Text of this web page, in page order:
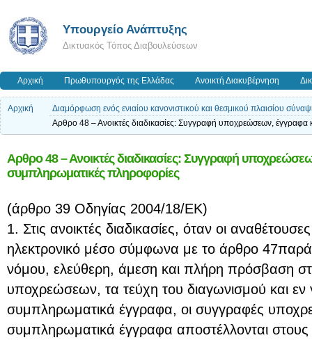
Υπουργείο Ανάπτυξης
Δικτυακός Τόπος Διαβουλεύσεων
Αρχική Πρωθυπουργός της Ελλάδας Ανοικτή Διακυβέρνηση
Αρχική
Διαμόρφωση ενός ενιαίου κανονιστικού και θεσμικού πλαισίου
Αρθρο 48 – Ανοικτές διαδικασίες: Συγγραφή υποχρεώσεων, έγγραφα
Αρθρο 48 – Ανοικτές διαδικασίες: Συγγραφή
συμπληρωματικές πληροφορίες
(άρθρο 39 Oδηγίας 2004/18/ΕΚ)
1. Στις ανοικτές διαδικασίες, όταν οι
ηλεκτρονικό μέσο σύμφωνα με το άρθρο
νόμου, ελεύθερη, άμεση και πλήρη πρόσβαση
υποχρεώσεων, τα τεύχη του διαγωνισμού και εν
συμπληρωματικά έγγραφα, οι συγγραφές
συμπληρωματικά έγγραφα αποστέλλονται στους